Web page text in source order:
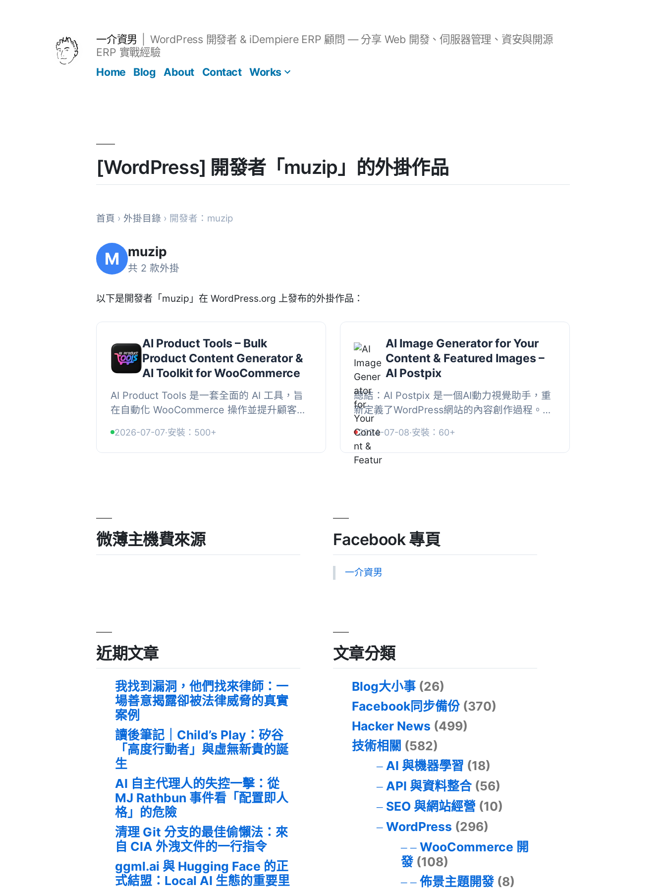
一介資男
WordPress 開發者 & iDempiere ERP 顧問 — 分享 Web 開發、伺服器管理、資安與開源
ERP 實戰經驗
Home
Blog About Contact Works
[WordPress] 開發者「muzip」的外掛作品
首頁 › 外掛目錄 › 開發者：muzip
M muzip
共 2 款外掛
以下是開發者「muzip」在 WordPress.org 上發布的外掛作品：
AI Product Tools – Bulk
Product Content Generator &
AI Toolkit for WooCommerce
AI Product Tools 是一套全面的 AI 工具，旨
在自動化 WooCommerce 操作並提升顧客體
助手，為後端管理和前端銷售提...
2026-07-07·安裝：500+
AI Image Generator for Your
Content & Featured Images –
AI Postpix
總結：AI Postpix 是一個AI動力視覺助手，重
新定義了WordPress網站的內容創作過程。它
利用DALL-2、DALL-3、穩定擴散、複製和
DeepAI等最新的人工智能技術，將...
2024-07-08·安裝：60+
微薄主機費來源 Facebook 專頁
一介資男
近期文章
我找到漏洞，他們找來律師：一
場善意揭露卻被法律威脅的真實
案例
讀後筆記｜Child’s Play：矽谷
「高度行動者」與虛無新貴的誕
生
AI 自主代理人的失控一擊：從
MJ Rathbun 事件看「配置即人
格」的危險
清理 Git 分支的最佳偷懶法：來
自 CIA 外洩文件的一行指令
ggml.ai 與 Hugging Face 的正
式結盟：Local AI 生態的重要里
文章分類
Blog大小事 (26)
Facebook同步備份 (370)
Hacker News (499)
技術相關 (582)
AI 與機器學習 (18)
API 與資料整合(56)
SEO 與網站經營 (10)
WordPress (296)
WooCommerce 開
發(108)
佈景主題開發(8)